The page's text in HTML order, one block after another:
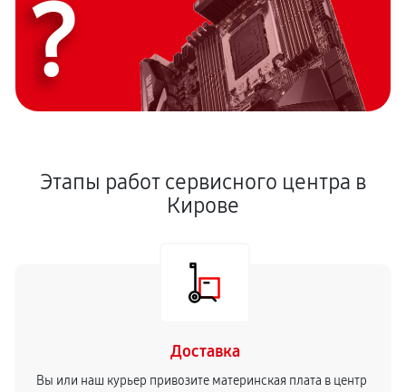
?
Этапы работ сервисного центра в
Кирове
Доставка
Вы или наш курьер привозите материнская плата в центр